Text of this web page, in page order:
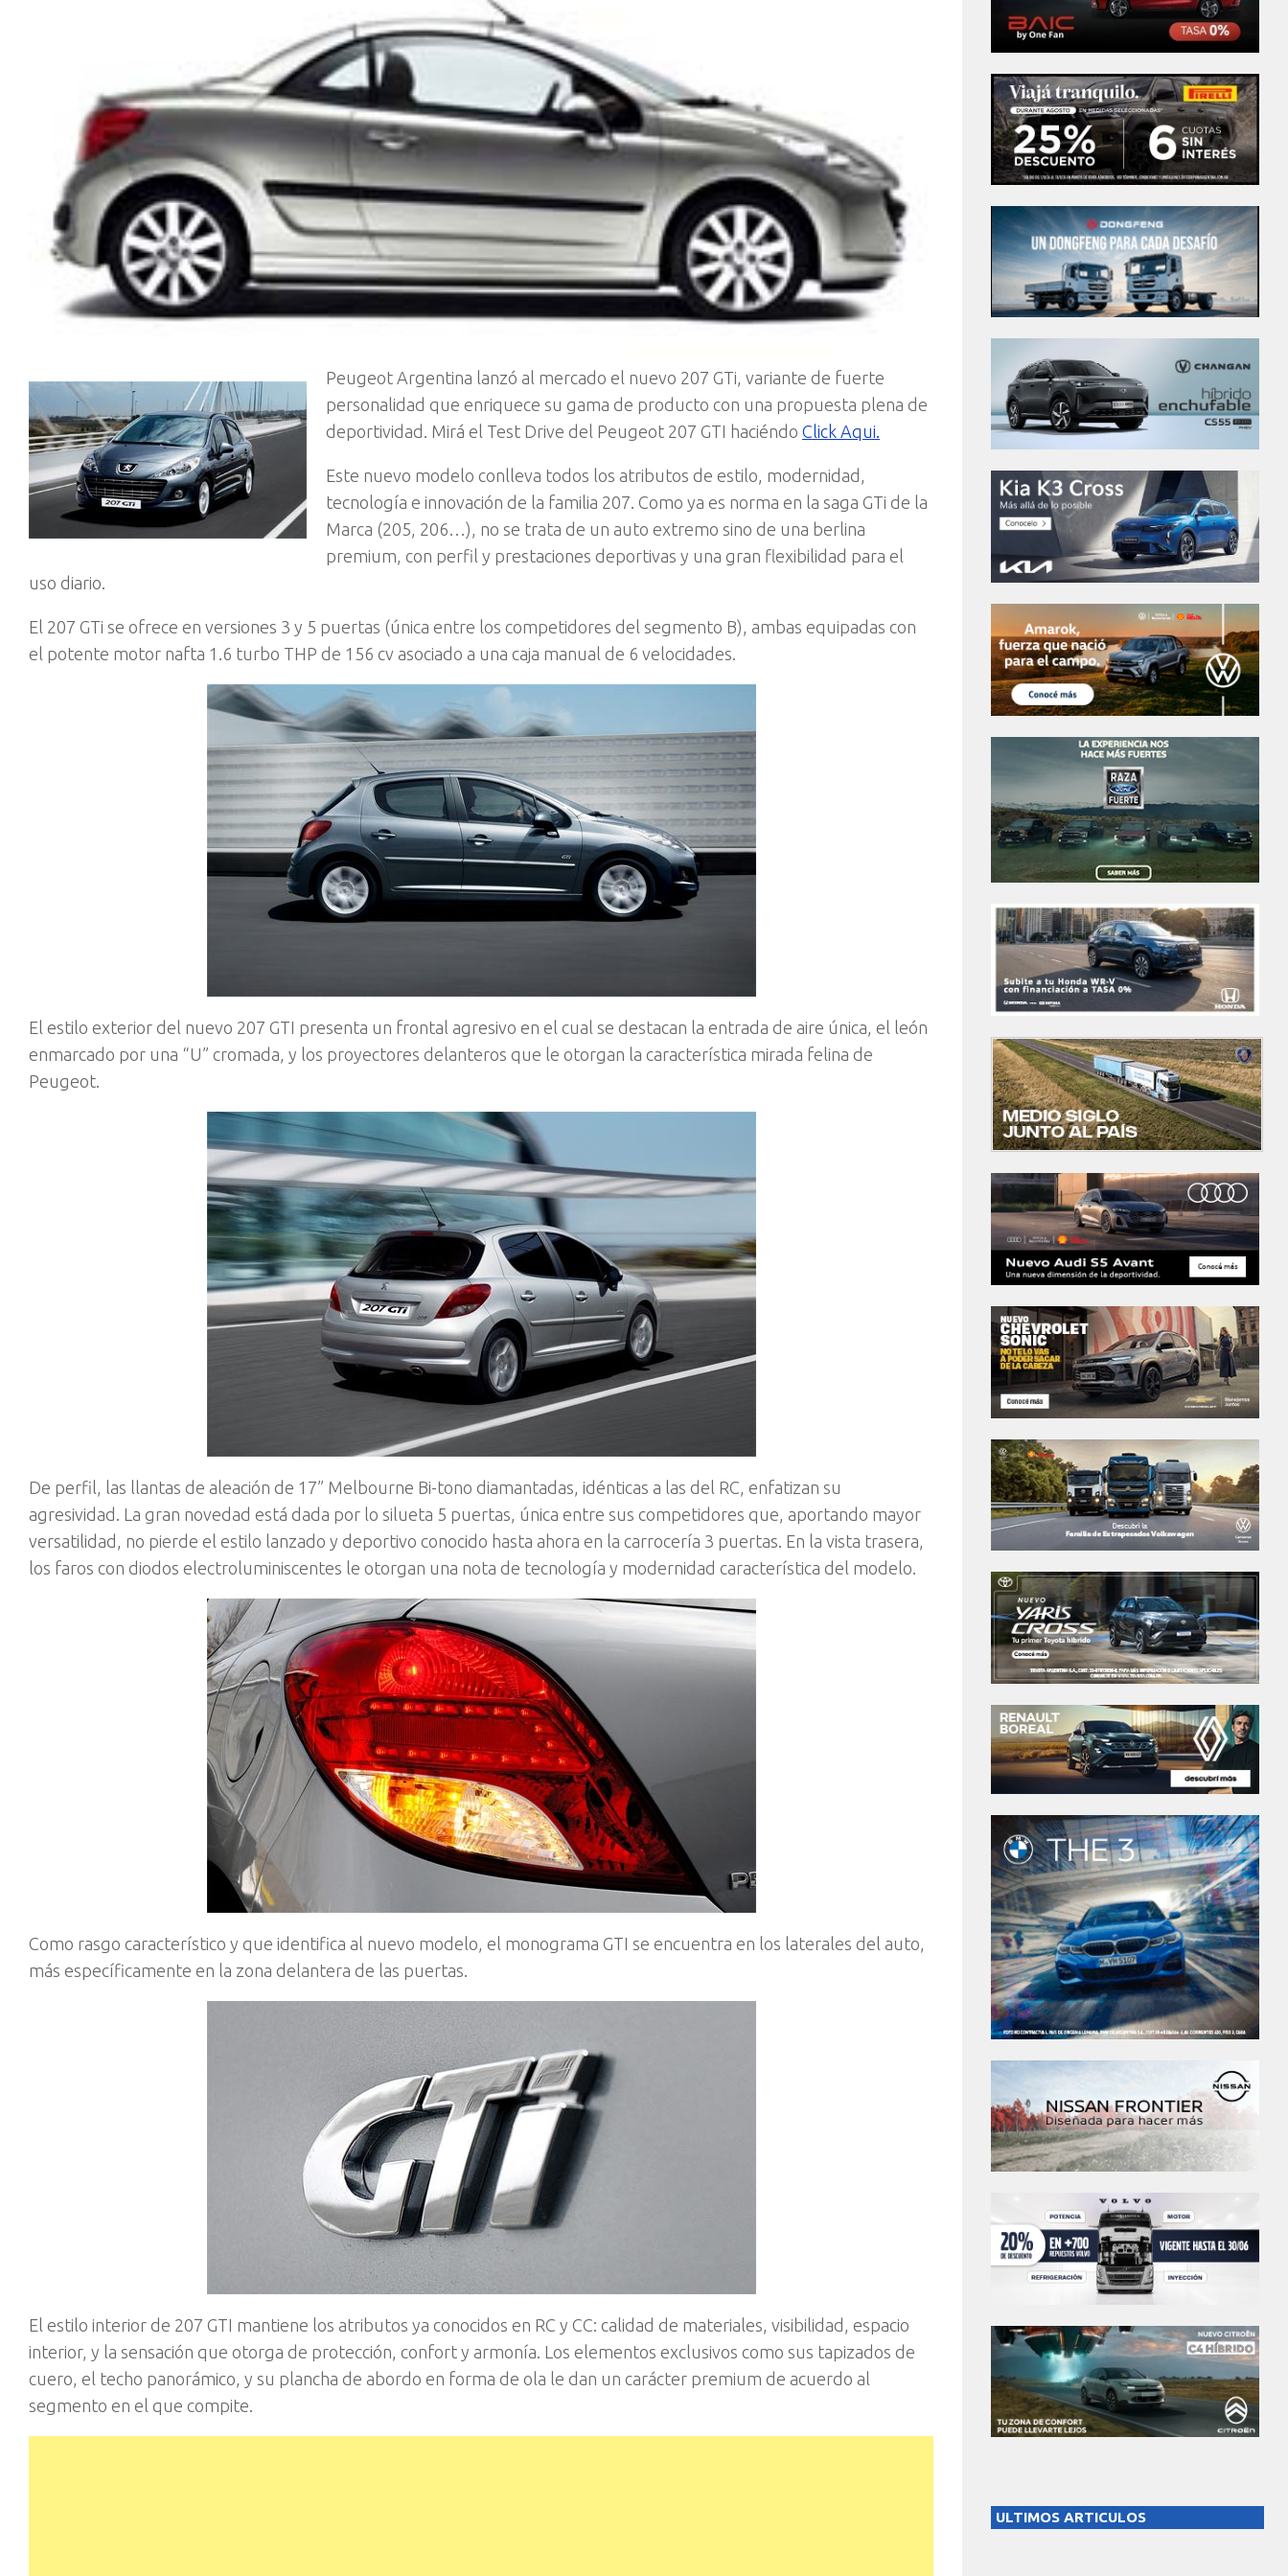
Peugeot Argentina lanzó al mercado el nuevo 207 GTi, variante de fuerte
personalidad que enriquece su gama de producto con una propuesta plena de
deportividad. Mirá el Test Drive del Peugeot 207 GTI haciéndo Click Aqui.
Este nuevo modelo conlleva todos los atributos de estilo, modernidad,
tecnología e innovación de la familia 207. Como ya es norma en la saga GTi de la
Marca (205, 206…), no se trata de un auto extremo sino de una berlina
premium, con perfil y prestaciones deportivas y una gran flexibilidad para el
uso diario.
El 207 GTi se ofrece en versiones 3 y 5 puertas (única entre los competidores del segmento B), ambas equipadas con
el potente motor nafta 1.6 turbo THP de 156 cv asociado a una caja manual de 6 velocidades.
El estilo exterior del nuevo 207 GTI presenta un frontal agresivo en el cual se destacan la entrada de aire única, el león
enmarcado por una “U” cromada, y los proyectores delanteros que le otorgan la característica mirada felina de
Peugeot.
De perfil, las llantas de aleación de 17” Melbourne Bi-tono diamantadas, idénticas a las del RC, enfatizan su
agresividad. La gran novedad está dada por lo silueta 5 puertas, única entre sus competidores que, aportando mayor
versatilidad, no pierde el estilo lanzado y deportivo conocido hasta ahora en la carrocería 3 puertas. En la vista trasera,
los faros con diodos electroluminiscentes le otorgan una nota de tecnología y modernidad característica del modelo.
Como rasgo característico y que identifica al nuevo modelo, el monograma GTI se encuentra en los laterales del auto,
más específicamente en la zona delantera de las puertas.
El estilo interior de 207 GTI mantiene los atributos ya conocidos en RC y CC: calidad de materiales, visibilidad, espacio
interior, y la sensación que otorga de protección, confort y armonía. Los elementos exclusivos como sus tapizados de
cuero, el techo panorámico, y su plancha de abordo en forma de ola le dan un carácter premium de acuerdo al
segmento en el que compite.
ULTIMOS ARTICULOS